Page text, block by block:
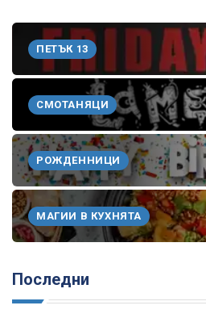
ПЕТЪК 13
СМОТАНЯЦИ
РОЖДЕННИЦИ
МАГИИ В КУХНЯТА
Последни